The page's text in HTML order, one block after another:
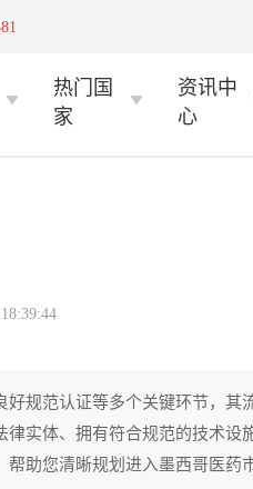
热门国
家
资讯中
心
规范认证等多个关键环节，其
实体、拥有符合规范的技术设
助您清晰规划进入墨西哥医药